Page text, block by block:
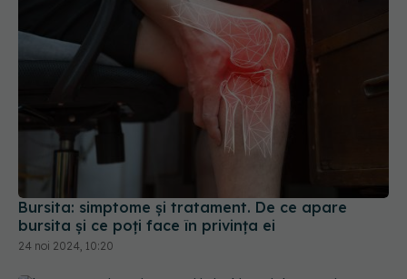
Bursita: simptome și tratament. De ce apare
bursita și ce poți face în privința ei
24 noi 2024, 10:20